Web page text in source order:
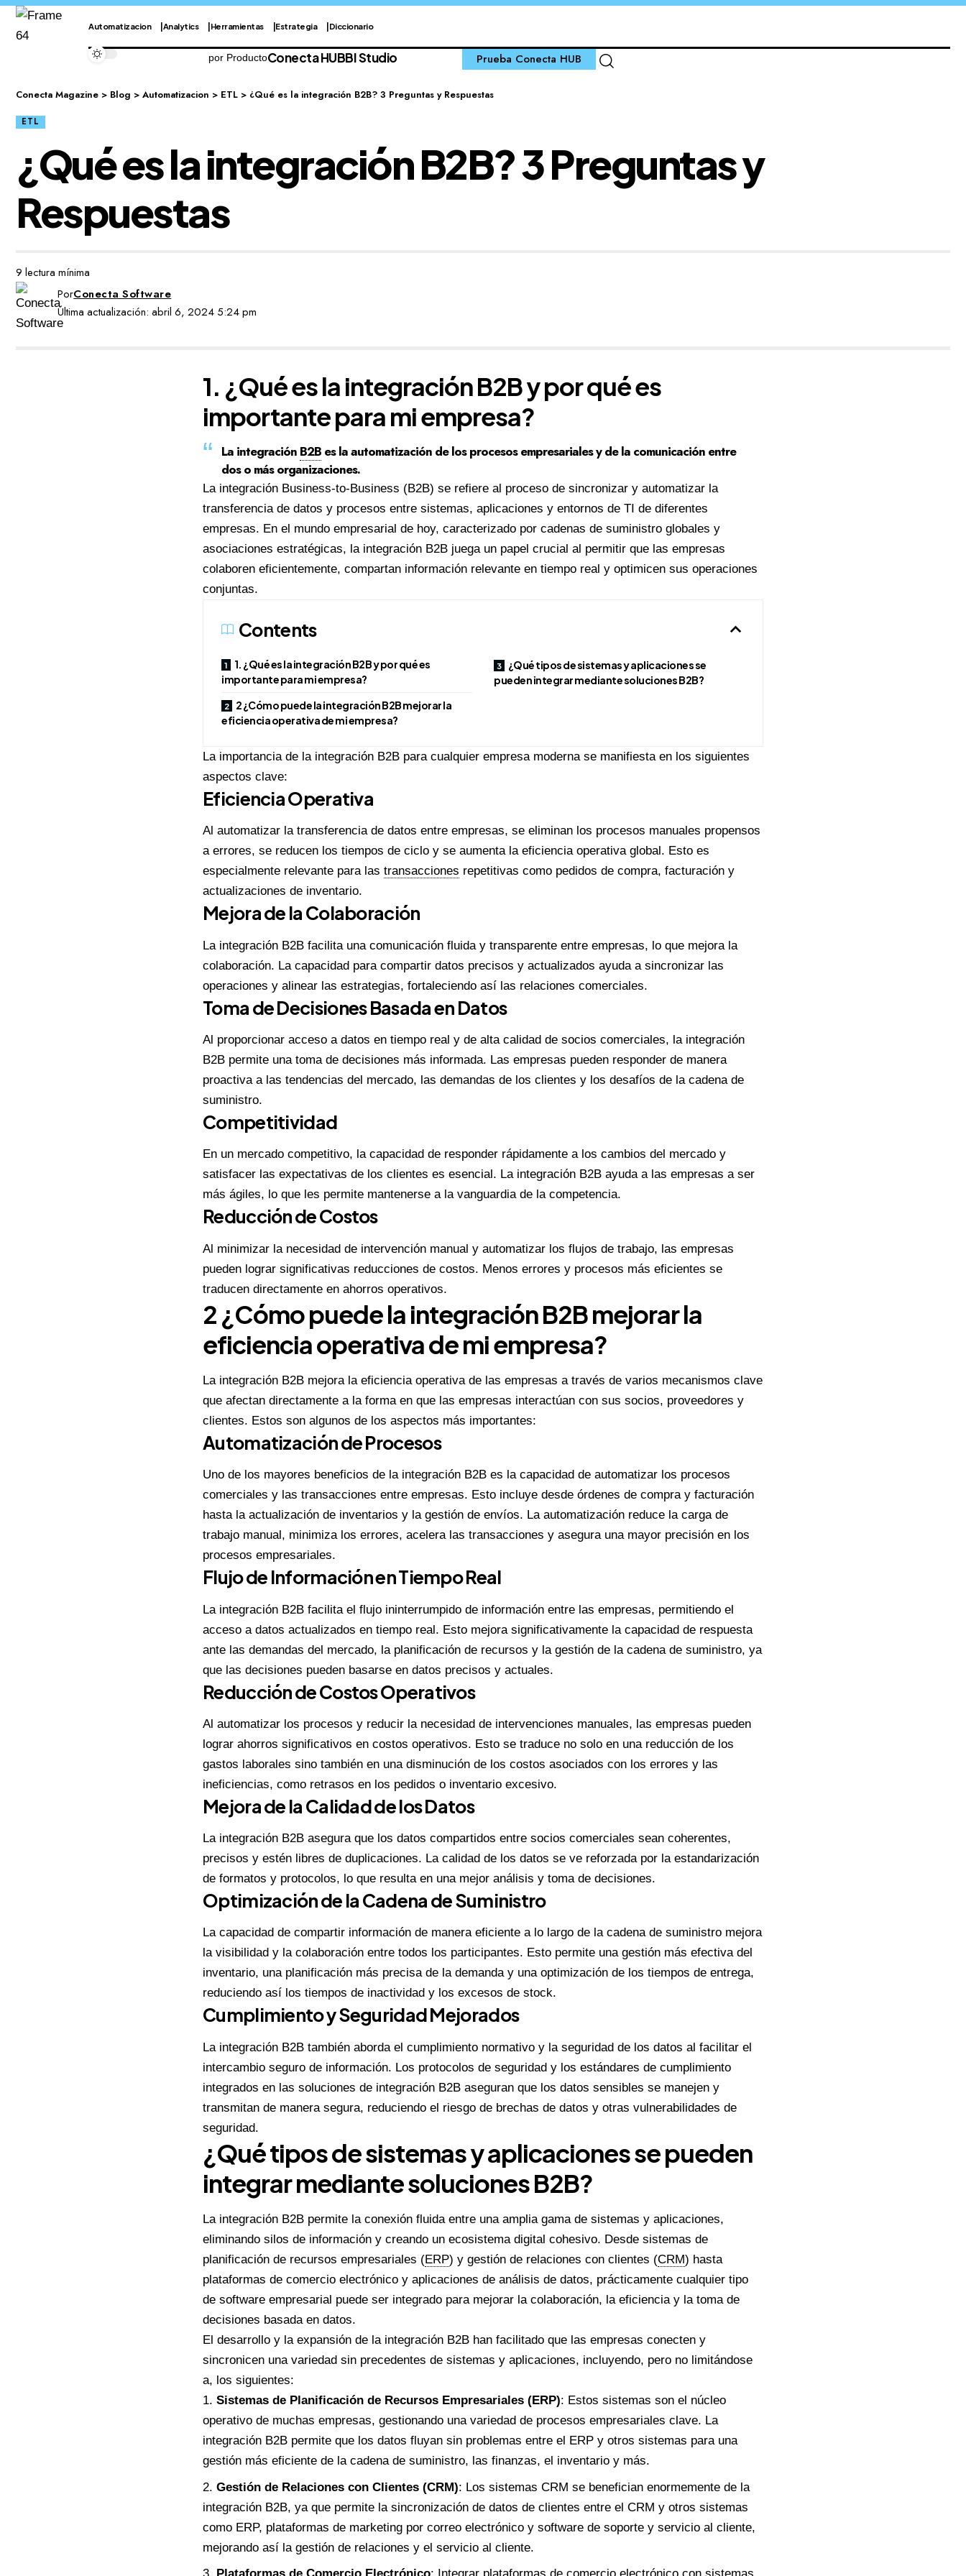
Automatizacion Analytics Herramientas Estrategia Diccionario
por ProductoConecta HUBBI Studio Prueba Conecta HUB
Conecta Magazine > Blog > Automatizacion > ETL > ¿Qué es la integración B2B? 3 Preguntas y Respuestas
ETL
¿Qué es la integración B2B? 3 Preguntas y
Respuestas
Última actualización: abril 6, 2024 5:24 pm
PorConecta Software
9 lectura mínima
1. ¿Qué es la integración B2B y por qué es
importante para mi empresa?
La integración B2Bes la automatización de los procesos empresariales y de la comunicación entre
dos o más organizaciones.
La integración Business-to-Business (B2B) se refiere al proceso de sincronizar y automatizar la
transferencia de datos y procesos entre sistemas, aplicaciones y entornos de TI de diferentes
empresas. En el mundo empresarial de hoy, caracterizado por cadenas de suministro globales y
asociaciones estratégicas, la integración B2B juega un papel crucial al permitir que las empresas
colaboren eficientemente, compartan información relevante en tiempo real y optimicen sus operaciones
conjuntas.
Contents
1. ¿Qué es la integración B2B y por qué es
importante para mi empresa?
2 ¿Cómo puede la integración B2B mejorar la
eficiencia operativa de mi empresa?
¿Qué tipos de sistemas y aplicaciones se
pueden integrar mediante soluciones B2B?
La importancia de la integración B2B para cualquier empresa moderna se manifiesta en los siguientes
aspectos clave:
Eficiencia Operativa
Al automatizar la transferencia de datos entre empresas, se eliminan los procesos manuales propensos
a errores, se reducen los tiempos de ciclo y se aumenta la eficiencia operativa global. Esto es
especialmente relevante para las transacciones repetitivas como pedidos de compra, facturación y
actualizaciones de inventario.
Mejora de la Colaboración
La integración B2B facilita una comunicación fluida y transparente entre empresas, lo que mejora la
colaboración. La capacidad para compartir datos precisos y actualizados ayuda a sincronizar las
operaciones y alinear las estrategias, fortaleciendo así las relaciones comerciales.
Toma de Decisiones Basada en Datos
Al proporcionar acceso a datos en tiempo real y de alta calidad de socios comerciales, la integración
B2B permite una toma de decisiones más informada. Las empresas pueden responder de manera
proactiva a las tendencias del mercado, las demandas de los clientes y los desafíos de la cadena de
suministro.
Competitividad
En un mercado competitivo, la capacidad de responder rápidamente a los cambios del mercado y
satisfacer las expectativas de los clientes es esencial. La integración B2B ayuda a las empresas a ser
más ágiles, lo que les permite mantenerse a la vanguardia de la competencia.
Reducción de Costos
Al minimizar la necesidad de intervención manual y automatizar los flujos de trabajo, las empresas
pueden lograr significativas reducciones de costos. Menos errores y procesos más eficientes se
traducen directamente en ahorros operativos.
2 ¿Cómo puede la integración B2B mejorar la
eficiencia operativa de mi empresa?
La integración B2B mejora la eficiencia operativa de las empresas a través de varios mecanismos clave
que afectan directamente a la forma en que las empresas interactúan con sus socios, proveedores y
clientes. Estos son algunos de los aspectos más importantes:
Automatización de Procesos
Uno de los mayores beneficios de la integración B2B es la capacidad de automatizar los procesos
comerciales y las transacciones entre empresas. Esto incluye desde órdenes de compra y facturación
hasta la actualización de inventarios y la gestión de envíos. La automatización reduce la carga de
trabajo manual, minimiza los errores, acelera las transacciones y asegura una mayor precisión en los
procesos empresariales.
Flujo de Información en Tiempo Real
La integración B2B facilita el flujo ininterrumpido de información entre las empresas, permitiendo el
acceso a datos actualizados en tiempo real. Esto mejora significativamente la capacidad de respuesta
ante las demandas del mercado, la planificación de recursos y la gestión de la cadena de suministro, ya
que las decisiones pueden basarse en datos precisos y actuales.
Reducción de Costos Operativos
Al automatizar los procesos y reducir la necesidad de intervenciones manuales, las empresas pueden
lograr ahorros significativos en costos operativos. Esto se traduce no solo en una reducción de los
gastos laborales sino también en una disminución de los costos asociados con los errores y las
ineficiencias, como retrasos en los pedidos o inventario excesivo.
Mejora de la Calidad de los Datos
La integración B2B asegura que los datos compartidos entre socios comerciales sean coherentes,
precisos y estén libres de duplicaciones. La calidad de los datos se ve reforzada por la estandarización
de formatos y protocolos, lo que resulta en una mejor análisis y toma de decisiones.
Optimización de la Cadena de Suministro
La capacidad de compartir información de manera eficiente a lo largo de la cadena de suministro mejora
la visibilidad y la colaboración entre todos los participantes. Esto permite una gestión más efectiva del
inventario, una planificación más precisa de la demanda y una optimización de los tiempos de entrega,
reduciendo así los tiempos de inactividad y los excesos de stock.
Cumplimiento y Seguridad Mejorados
La integración B2B también aborda el cumplimiento normativo y la seguridad de los datos al facilitar el
intercambio seguro de información. Los protocolos de seguridad y los estándares de cumplimiento
integrados en las soluciones de integración B2B aseguran que los datos sensibles se manejen y
transmitan de manera segura, reduciendo el riesgo de brechas de datos y otras vulnerabilidades de
seguridad.
¿Qué tipos de sistemas y aplicaciones se pueden
integrar mediante soluciones B2B?
La integración B2B permite la conexión fluida entre una amplia gama de sistemas y aplicaciones,
eliminando silos de información y creando un ecosistema digital cohesivo. Desde sistemas de
planificación de recursos empresariales (ERP) y gestión de relaciones con clientes (CRM) hasta
plataformas de comercio electrónico y aplicaciones de análisis de datos, prácticamente cualquier tipo
de software empresarial puede ser integrado para mejorar la colaboración, la eficiencia y la toma de
decisiones basada en datos.
El desarrollo y la expansión de la integración B2B han facilitado que las empresas conecten y
sincronicen una variedad sin precedentes de sistemas y aplicaciones, incluyendo, pero no limitándose
a, los siguientes:
Sistemas de Planificación de Recursos Empresariales (ERP): Estos sistemas son el núcleo
operativo de muchas empresas, gestionando una variedad de procesos empresariales clave. La
integración B2B permite que los datos fluyan sin problemas entre el ERP y otros sistemas para una
gestión más eficiente de la cadena de suministro, las finanzas, el inventario y más.
Gestión de Relaciones con Clientes (CRM): Los sistemas CRM se benefician enormemente de la
integración B2B, ya que permite la sincronización de datos de clientes entre el CRM y otros sistemas
como ERP, plataformas de marketing por correo electrónico y software de soporte y servicio al cliente,
mejorando así la gestión de relaciones y el servicio al cliente.